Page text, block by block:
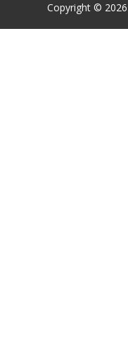
Copyright ©